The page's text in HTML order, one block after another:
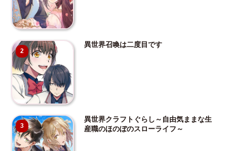
2
異世界召喚は二度目です
3
異世界クラフトぐらし～自由気ままな生
産職のほのぼのスローライフ～